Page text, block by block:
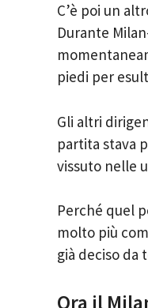
C’è poi un
Durante
piedi per
Gli altri
partita stava
vissuto nelle
Perché quel
molto più
già deciso da
Ora il